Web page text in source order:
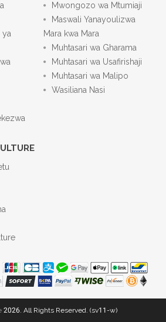
ya
Mwongozo wa Mtumiaji
Maswali Yanayoulizwa
Mara kwa Mara
Muhtasari wa Gharama
Muhtasari wa Usafirishaji
Muhtasari wa Malipo
Wasiliana Nasi
2026. All Rights Reserved. (sv11-w)